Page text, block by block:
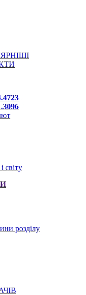
розділу